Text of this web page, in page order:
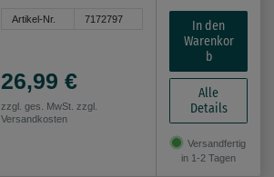
Artikel-Nr. 7172797
26,99 €
zzgl. ges. MwSt. zzgl.
Versandkosten
In den
Warenkor
b
Alle
Details
Versandfertig
in 1-2 Tagen